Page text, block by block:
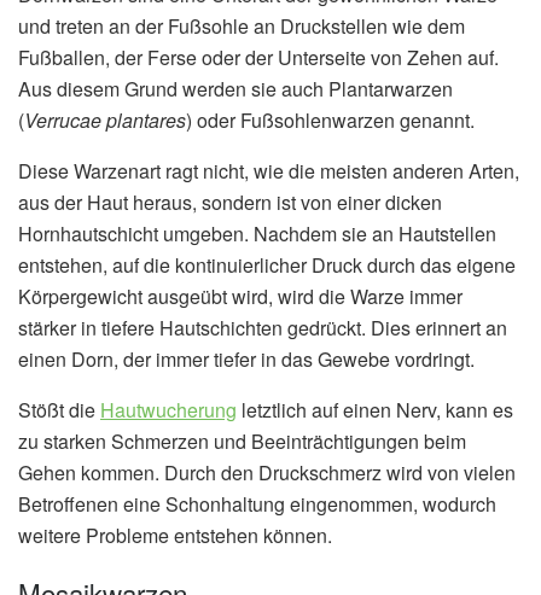
und treten an der Fußsohle an Druckstellen wie dem
Fußballen, der Ferse oder der Unterseite von Zehen auf.
Aus diesem Grund werden sie auch Plantarwarzen
(Verrucae plantares) oder Fußsohlenwarzen genannt.
Diese Warzenart ragt nicht, wie die meisten anderen Arten,
aus der Haut heraus, sondern ist von einer dicken
Hornhautschicht umgeben. Nachdem sie an Hautstellen
entstehen, auf die kontinuierlicher Druck durch das eigene
Körpergewicht ausgeübt wird, wird die Warze immer
stärker in tiefere Hautschichten gedrückt. Dies erinnert an
einen Dorn, der immer tiefer in das Gewebe vordringt.
Stößt die Hautwucherung letztlich auf einen Nerv, kann es
zu starken Schmerzen und Beeinträchtigungen beim
Gehen kommen. Durch den Druckschmerz wird von vielen
Betroffenen eine Schonhaltung eingenommen, wodurch
weitere Probleme entstehen können.